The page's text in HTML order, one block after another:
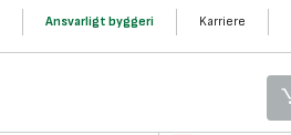
Ansvarligt byggeri Karriere